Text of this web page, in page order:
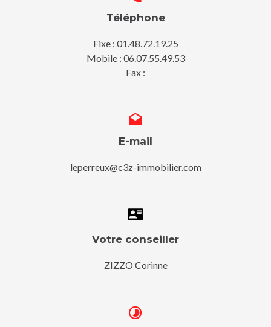
Téléphone
Fixe : 01.48.72.19.25
Mobile : 06.07.55.49.53
Fax :
E-mail
leperreux@c3z-immobilier.com
Votre conseiller
ZIZZO Corinne